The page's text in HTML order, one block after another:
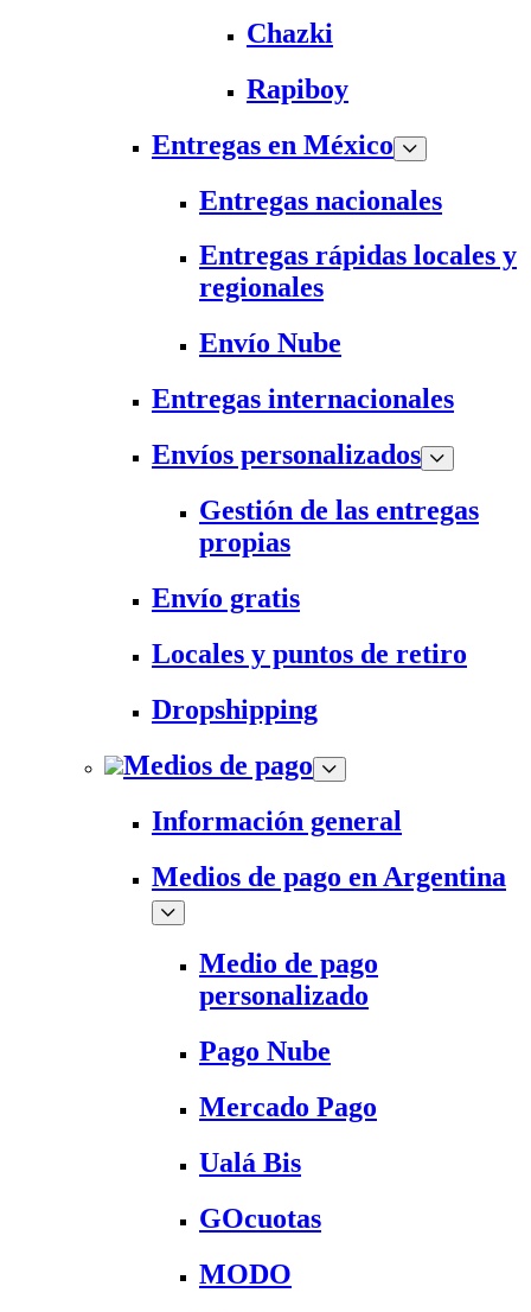
Chazki
Rapiboy
Entregas en México
Entregas nacionales
Entregas rápidas locales y
regionales
Envío Nube
Entregas internacionales
Envíos personalizados
Gestión de las entregas
propias
Envío gratis
Locales y puntos de retiro
Dropshipping
Medios de pago
Información general
Medios de pago en Argentina
Medio de pago
personalizado
Pago Nube
Mercado Pago
Ualá Bis
GOcuotas
MODO